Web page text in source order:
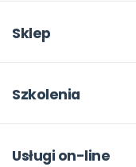
W numerze
Pomoce dydaktyczne
Dla autorów
Sklep
Moje zakupy
Odbiory i kontakt
Szkolenia
Online
Usługi on-line